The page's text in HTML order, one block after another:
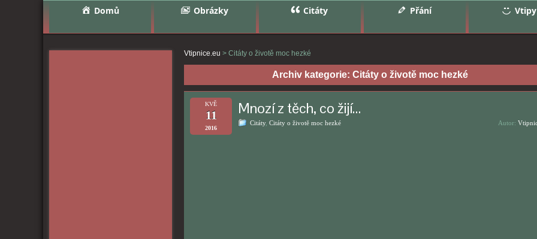
Domů Obrázky Citáty Přání Vtipy
Vtipnice.eu > Citáty o životě moc hezké
Archiv kategorie: Citáty o životě moc hezké
KVĚ
11
2016
Mnozí z těch, co žijí…
Citáty, Citáty o životě moc hezké Autor: